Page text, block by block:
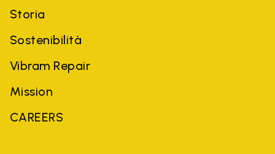
Storia
Sostenibilità
Vibram Repair
Mission
CAREERS